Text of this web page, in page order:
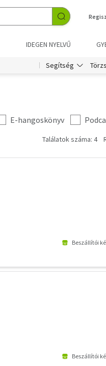
IDEGEN NYELVŰ
Segítség
E-hangoskönyv
Találatok száma: 4
Beszállítói
Beszállítói